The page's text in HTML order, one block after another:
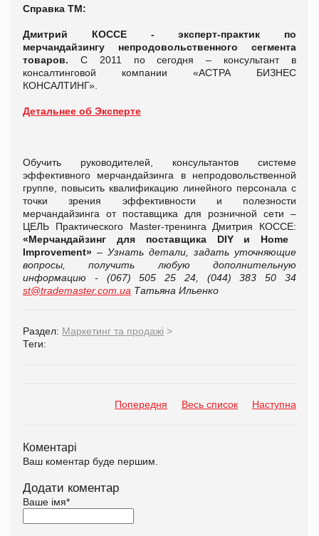
Справка ТМ:
Дмитрий КОССЕ - эксперт-практик по
мерчандайзингу
непродовольственного сегмента
товаров. С 2011 по сегодня – консультант в
консалтинговой компании «АСТРА БИЗНЕС
КОНСАЛТИНГ».
Детальнее об Эксперте
Обучить руководителей, консультантов системе
эффективного мерчандайзинга в непродовольственной
группе, повысить квалификацию линейного персонала с
точки зрения эффективности и полезности
мерчандайзинга от поставщика для розничной сети –
ЦЕЛЬ Практического Master-тренинга Дмитрия КОССЕ:
«Мерчандайзинг для поставщика DIY и Home
Improvement» – Узнать детали, задать уточняющие
вопросы, получить любую дополнительную
информацию - (067) 505 25 24, (044) 383 50 34
st@trademaster.com.ua Татьяна Ильенко
Раздел: Маркетинг та продажі >
Теги:
Попередня Весь список Наступна
Коментарі
Ваш коментар буде першим.
Додати коментар
Ваше імя*